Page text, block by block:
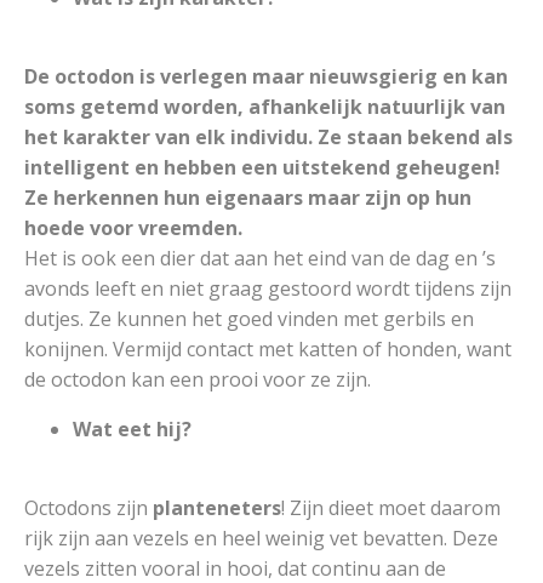
De octodon is verlegen maar nieuwsgierig en kan
soms getemd worden, afhankelijk natuurlijk van
het karakter van elk individu. Ze staan bekend als
intelligent en hebben een uitstekend geheugen!
Ze herkennen hun eigenaars maar zijn op hun
hoede voor vreemden.
Het is ook een dier dat aan het eind van de dag en ’s
avonds leeft en niet graag gestoord wordt tijdens zijn
dutjes. Ze kunnen het goed vinden met gerbils en
konijnen. Vermijd contact met katten of honden, want
de octodon kan een prooi voor ze zijn.
Wat eet hij?
Octodons zijn planteneters! Zijn dieet moet daarom
rijk zijn aan vezels en heel weinig vet bevatten. Deze
vezels zitten vooral in hooi, dat continu aan de